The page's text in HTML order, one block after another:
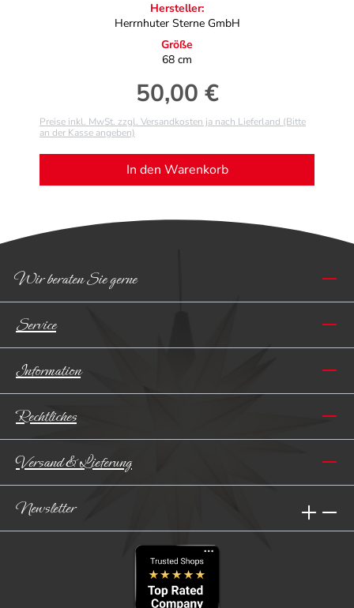
Hersteller:
Herrnhuter Sterne GmbH
Größe
68 cm
Regulärer Preis:
50,00 €
Preise inkl. MwSt. zzgl. Versandkosten ja nach Lieferland (Bitte
an der Kasse angeben)
In den Warenkorb
Wir beraten Sie gerne
Service
Information
Rechtliches
Versand & Lieferung
Newsletter